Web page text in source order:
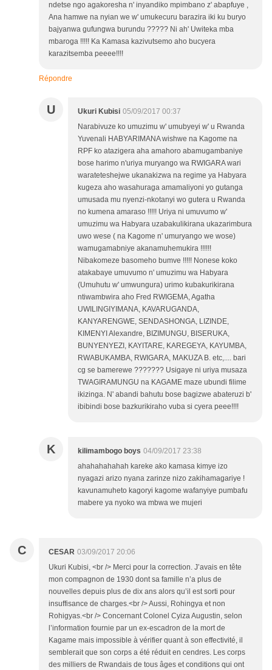
ndetse ngo agakoresha n' inyandiko mpimbano z' abapfuye ,
Ana hamwe na nyian we w' umukecuru barazira iki ku buryo
bajyanwa gufungwa burundu ????? Ni ah' Uwiteka mba
mbaroga !!!!! Ka Kamasa kazivutsemo aho bucyera
karazitsemba peeee!!!!
Répondre
U Ukuri Kubisi 05/09/2017 00:37
Narabivuze ko umuzimu w' umubyeyi w' u Rwanda
Yuvenali HABYARIMANA wishwe na Kagome na
RPF ko atazigera aha amahoro abamugambaniye
bose harimo n'uriya muryango wa RWIGARA wari
warateteshejwe ukanakizwa na regime ya Habyara
kugeza aho wasahuraga amamaliyoni yo gutanga
umusada mu nyenzi-nkotanyi wo gutera u Rwanda
no kumena amaraso !!!!! Uriya ni umuvumo w'
umuzimu wa Habyara uzabakulikirana ukazarimbura
uwo wese ( na Kagome n' umuryango we wose)
wamugamabniye akanamuhemukira !!!!!!
Nibakomeze basomeho bumve !!!!! Nonese koko
atakabaye umuvumo n' umuzimu wa Habyara
(Umuhutu w' umwungura) urimo kubakurikirana
ntiwambwira aho Fred RWIGEMA, Agatha
UWILINGIYIMANA, KAVARUGANDA,
KANYARENGWE, SENDASHONGA, LIZINDE,
KIMENYI Alexandre, BIZIMUNGU, BISERUKA,
BUNYENYEZI, KAYITARE, KAREGEYA, KAYUMBA,
RWABUKAMBA, RWIGARA, MAKUZA B. etc,.... bari
cg se bamerewe ??????? Usigaye ni uriya musaza
TWAGIRAMUNGU na KAGAME maze ubundi filime
ikizinga. N' abandi bahutu bose bagizwe abateruzi b'
ibibindi bose bazkurikiraho vuba si cyera peee!!!!
K kilimambogo boys 04/09/2017 23:38
ahahahahahah kareke ako kamasa kimye izo
nyagazi arizo nyana zarinze nizo zakihamagariye !
kavunamuheto kagoryi kagome wafanyiye pumbafu
mabere ya nyoko wa mbwa we mujeri
C CESAR 03/09/2017 20:06
Ukuri Kubisi, <br /> Merci pour la correction. J’avais en tête
mon compagnon de 1930 dont sa famille n’a plus de
nouvelles depuis plus de dix ans alors qu’il est sorti pour
insuffisance de charges.<br /> Aussi, Rohingya et non
Rohigyas.<br /> Concernant Colonel Cyiza Augustin, selon
l’information fournie par un ex-escadron de la mort de
Kagame mais impossible à vérifier quant à son effectivité, il
semblerait que son corps a été réduit en cendres. Les corps
des milliers de Rwandais de tous âges et conditions qui ont